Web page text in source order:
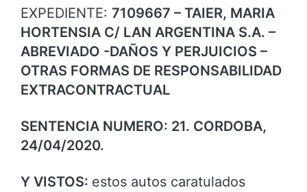
EXPEDIENTE: 7109667 – TAIER, MARIA
HORTENSIA C/ LAN ARGENTINA S.A. –
ABREVIADO -DAÑOS Y PERJUICIOS –
OTRAS FORMAS DE RESPONSABILIDAD
EXTRACONTRACTUAL
SENTENCIA NUMERO: 21. CORDOBA,
24/04/2020.
Y VISTOS: estos autos caratulados